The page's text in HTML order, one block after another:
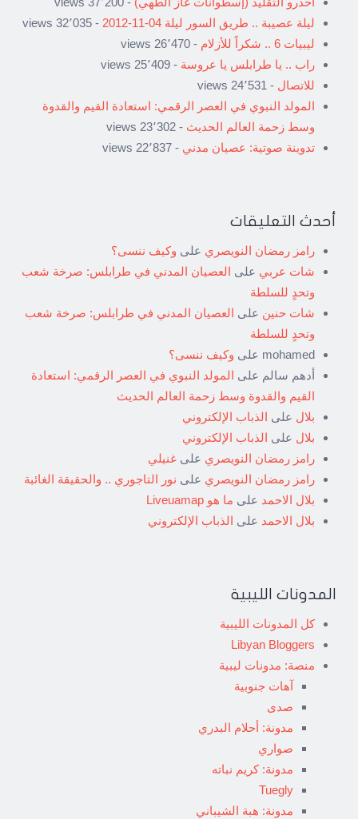
ليلة عصيبة .. طريق السور ليلة 04-11-2012
- 32٬035 views
ليبيات 6 .. شكراً للأزلام
- 26٬470 views
راب .. يا طرابلس يا عروسة - 25٬409 views
للاتصال - 24٬531 views
المولد النبوي في العصر الرقمي: استعادة القيم والقدوة
وسط زحمة العالم الحديث - 23٬302 views
تدوينة صوتية: عصيان مدني - 22٬837 views
أحدث التعليقات
رامز رمضان النويصري على وكيف ننسى؟
شات عربي على العصيان المدني في طرابلس: صرخة شعب
وتحدٍ للسلطة
شات حنين على العصيان المدني في طرابلس: صرخة شعب
وتحدٍ للسلطة
mohamed على وكيف ننسى؟
أدهم سالم على المولد النبوي في العصر الرقمي: استعادة
القيم والقدوة وسط زحمة العالم الحديث
بلال على الذباب الإلكتروني
بلال على الذباب الإلكتروني
رامز رمضان النويصري على غنيلي
رامز رمضان النويصري على نور التاجوري .. والحقيقة الغائبة
بلال الاحمد على ما هو Liveuamap
بلال الاحمد على الذباب الإلكتروني
المدونات الليبية
كل المدونات الليبية
Libyan Bloggers
منصة: مدونات ليبية
آهات جنوبية
صدى
مدونة: أحلام البدري
صواري
مدونة: كريم نباته
Tuegly
مدونة: هبة الشيباني